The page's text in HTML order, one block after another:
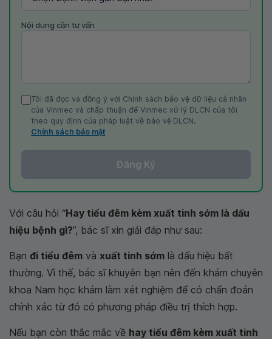
Nội dung cần tư vấn
Tôi đã đọc và đồng ý với Chính sách bảo vệ dữ liệu cá nhân
của Vinmec và chấp thuận để Vinmec xử lý DLCN của tôi
theo quy định của pháp luật về bảo vệ DLCN.
Chính sách bảo mật
Đăng Ký
Với câu hỏi “Hay tiểu đêm kèm xuất tinh sớm là dấu
hiệu bệnh gì?”, bác sĩ xin giải đáp như sau:
Bạn đi tiểu đêm và xuất tinh sớm là dấu hiệu bất
thường. Vì thế, bác sĩ khuyên bạn nên đến khám chuyên
khoa Nam học khám làm xét nghiệm để có chẩn đoán
chính xác từ đó có phương pháp điều trị thích hợp.
Nếu bạn còn thắc mắc về hay tiểu đêm kèm xuất tinh